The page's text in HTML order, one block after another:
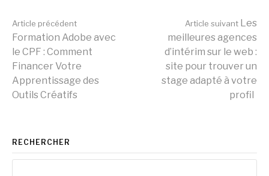
Lire
la
suite
Article précédent
Formation Adobe avec
le CPF : Comment
Financer Votre
Apprentissage des
Outils Créatifs
Article suivant Les
meilleures agences
d’intérim sur le web :
site pour trouver un
stage adapté à votre
profil
RECHERCHER